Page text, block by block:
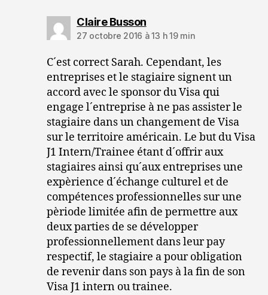
Claire Bussondit :
27 octobre 2016 à 13 h 19 min
C´est correct Sarah. Cependant, les
entreprises et le stagiaire signent un
accord avec le sponsor du Visa qui
engage l´entreprise à ne pas assister le
stagiaire dans un changement de Visa
sur le territoire américain. Le but du Visa
J1 Intern/Trainee étant d´offrir aux
stagiaires ainsi qu´aux entreprises une
expèrience d´échange culturel et de
compétences professionnelles sur une
pèriode limitée afin de permettre aux
deux parties de se développer
professionnellement dans leur pay
respectif, le stagiaire a pour obligation
de revenir dans son pays à la fin de son
Visa J1 intern ou trainee.